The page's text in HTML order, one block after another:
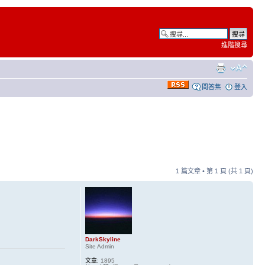
進階搜尋
問答集 登入
1 篇文章 • 第 1 頁 (共 1 頁)
DarkSkyline
Site Admin
文章: 1895